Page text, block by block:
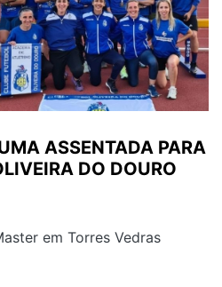
ASSENTADA PARA
DO DOURO
em Torres Vedras